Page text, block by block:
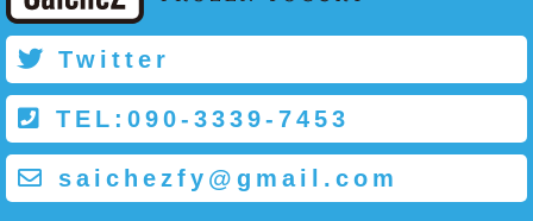
Twitter
TEL:090-3339-7453
saichezfy@gmail.com